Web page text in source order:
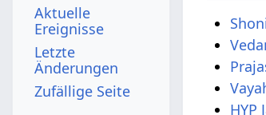
HYP
Aktuelle
Ereignisse
Letzte
Änderungen
Zufällige Seite